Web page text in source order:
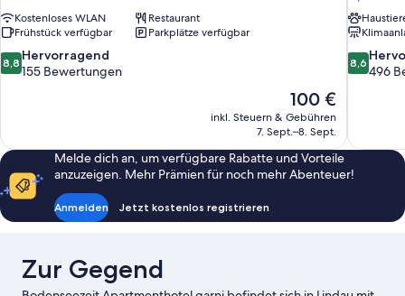
Kostenloses WLAN
Restaurant
Frühstück verfügbar
Parkplätze verfügbar
8.8
von
Bewertungen
8,8 Hervorragend
155 Bewertungen
Der
Preis
beträgt
100 €
inkl. Steuern & Gebühren
7. Sept.–8. Sept.
8.6
von
8,6
496
Melde dich an, um verfügbare Rabatte und Vorteile
anzuzeigen. Mehr Prämien für noch mehr Abenteuer!
Anmelden Jetzt kostenlos registrieren
Zur Gegend